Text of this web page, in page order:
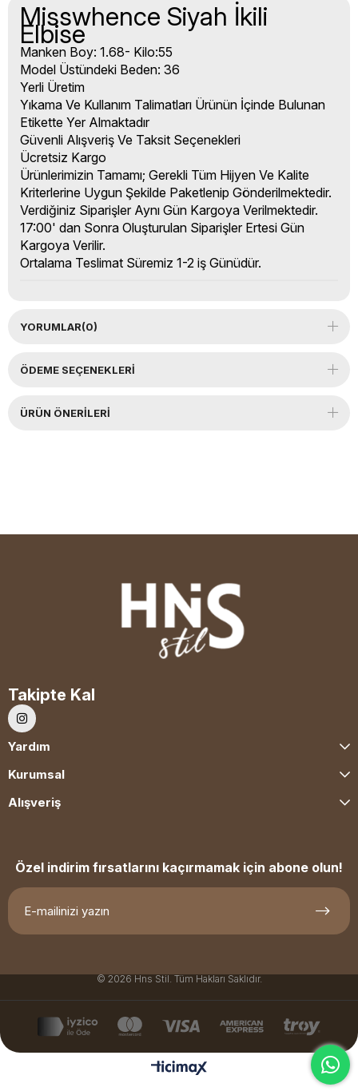
Misswhence Siyah İkili
Elbise
Manken Boy: 1.68- Kilo:55
Model Üstündeki Beden: 36
Yerli Üretim
Yıkama Ve Kullanım Talimatları Ürünün İçinde Bulunan
Etikette Yer Almaktadır
Güvenli Alışveriş Ve Taksit Seçenekleri
Ücretsiz Kargo
Ürünlerimizin Tamamı; Gerekli Tüm Hijyen Ve Kalite
Kriterlerine Uygun Şekilde Paketlenip Gönderilmektedir.
Verdiğiniz Siparişler Aynı Gün Kargoya Verilmektedir.
17:00' dan Sonra Oluşturulan Siparişler Ertesi Gün
Kargoya Verilir.
Ortalama Teslimat Süremiz 1-2 iş Günüdür.
YORUMLAR(0)
ÖDEME SEÇENEKLERI
ÜRÜN ÖNERILERI
Takipte Kal
Yardım
Kurumsal
Alışveriş
Özel indirim fırsatlarını kaçırmamak için abone olun!
© 2026 Hns Stil. Tüm Hakları Saklıdır.